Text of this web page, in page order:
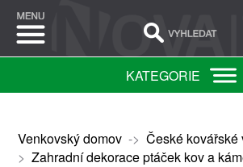
KATEGORIE
Venkovský domov-> České kovářské
> Zahradní dekorace ptáček kov a